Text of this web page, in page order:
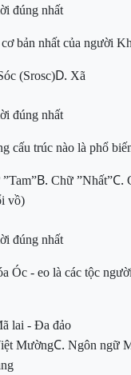
đúng nhất
bản nhất của người
(Srosc)D. Xã
đúng nhất
cấu trúc nào là phổ
”B. Chữ ”Nhất”C.
vồ)
đúng nhất
Óc - eo là các tộc
lai - Đa đảo
MườngC. Ngôn ngữ